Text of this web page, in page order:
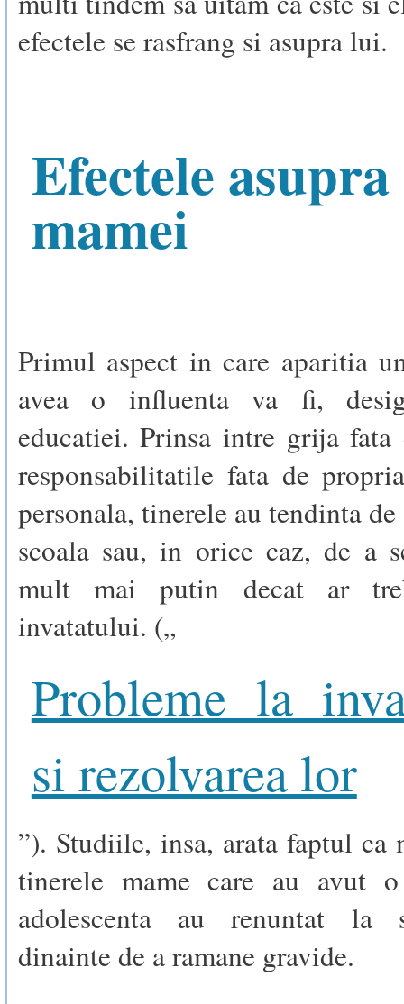
efectele se rasfrang si asupra lui.
Efectele asupra
mamei
Primul aspect in care aparitia
avea o influenta va fi,
educatiei. Prinsa intre grija
responsabilitatile fata de
personala, tinerele au tendinta
scoala sau, in orice caz, de a
mult mai putin decat ar
invatatului. („
Probleme la
si rezolvarea lor
”). Studiile, insa, arata faptul ca
tinerele mame care au avut
adolescenta au renuntat la
dinainte de a ramane gravide.